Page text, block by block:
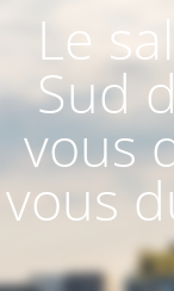
Le
Sud
vous
vous